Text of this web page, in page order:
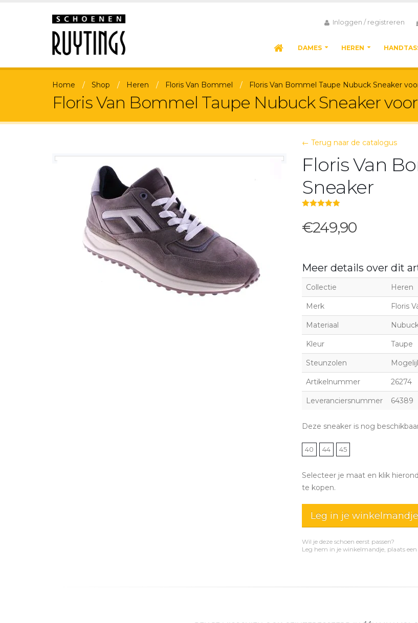
Inloggen / registreren
DAMES HEREN
Home Shop Heren Floris Van Bommel Floris Van Bommel Taupe Nubuck Sneaker
Floris Van Bommel Taupe Nubuck Sneaker
← Terug naar de catalogus
Floris Van
Sneaker
€249,90
Meer details over dit
Collectie Heren
Merk Floris
Materiaal
Kleur Taupe
Steunzolen
Artikelnummer 26274
Leveranciersnummer 64389
Deze sneaker is nog
40 44 45
Selecteer je maat en klik
te kopen.
Leg in je winkelmandje
Wil je deze schoen eerst passen?
Leg hem in je winkelmandje, plaats